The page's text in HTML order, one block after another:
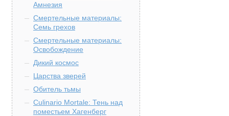
Амнезия
Смертельные материалы:
Семь грехов
Смертельные материалы:
Освобождение
Дикий космос
Царства зверей
Обитель тьмы
Culinario Mortale: Тень над
поместьем Хагенберг